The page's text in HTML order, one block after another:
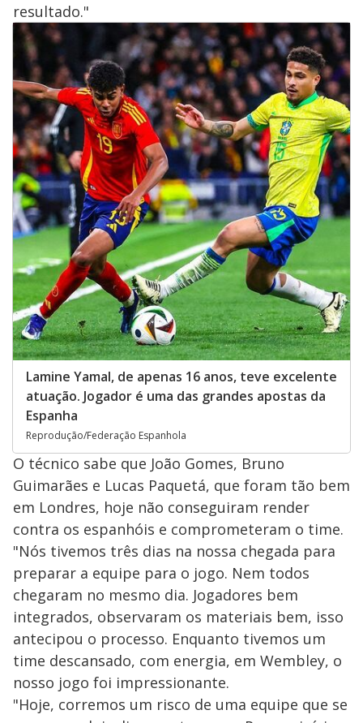
resultado."
Lamine Yamal, de apenas 16 anos, teve excelente
atuação. Jogador é uma das grandes apostas da
Espanha
Reprodução/Federação Espanhola
O técnico sabe que João Gomes, Bruno
Guimarães e Lucas Paquetá, que foram tão bem
em Londres, hoje não conseguiram render
contra os espanhóis e comprometeram o time.
"Nós tivemos três dias na nossa chegada para
preparar a equipe para o jogo. Nem todos
chegaram no mesmo dia. Jogadores bem
integrados, observaram os materiais bem, isso
antecipou o processo. Enquanto tivemos um
time descansado, com energia, em Wembley, o
nosso jogo foi impressionante.
"Hoje, corremos um risco de uma equipe que se